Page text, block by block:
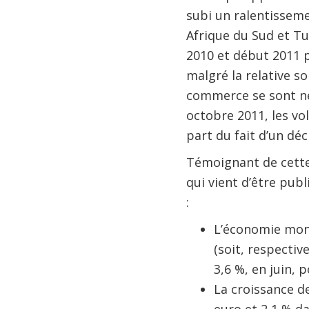
subi un
Afrique du Sud et
2010 et début 2011
malgré la relative
commerce se sont
octobre 2011, les
part du fait d’un
Témoignant de
qui vient d’être
:
L’économie
(soit,
3,6 %, en juin,
La croissance